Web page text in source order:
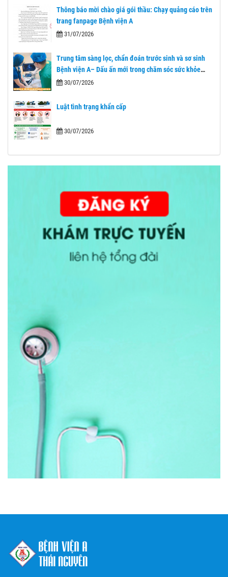
Thông báo mời chào giá gói thầu: Chạy quảng cáo trên
trang fanpage Bệnh viện A
31/07/2026
Trung tâm sàng lọc, chẩn đoán trước sinh và sơ sinh
Bệnh viện A– Dấu ấn mới trong chăm sóc sức khỏe
nhân dân sau 1 năm nhìn lại.
30/07/2026
Luật tình trạng khẩn cấp
30/07/2026